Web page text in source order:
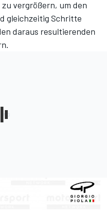
vergrößern, um den
gleichzeitig Schritte
daraus resultierenden